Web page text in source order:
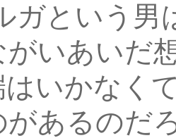
ガという
がいあいだ
いかなく
があるのだ